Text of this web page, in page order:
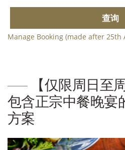
查询
Manage Booking (made after 25th
【仅限周日至
包含正宗中餐晚宴
方案